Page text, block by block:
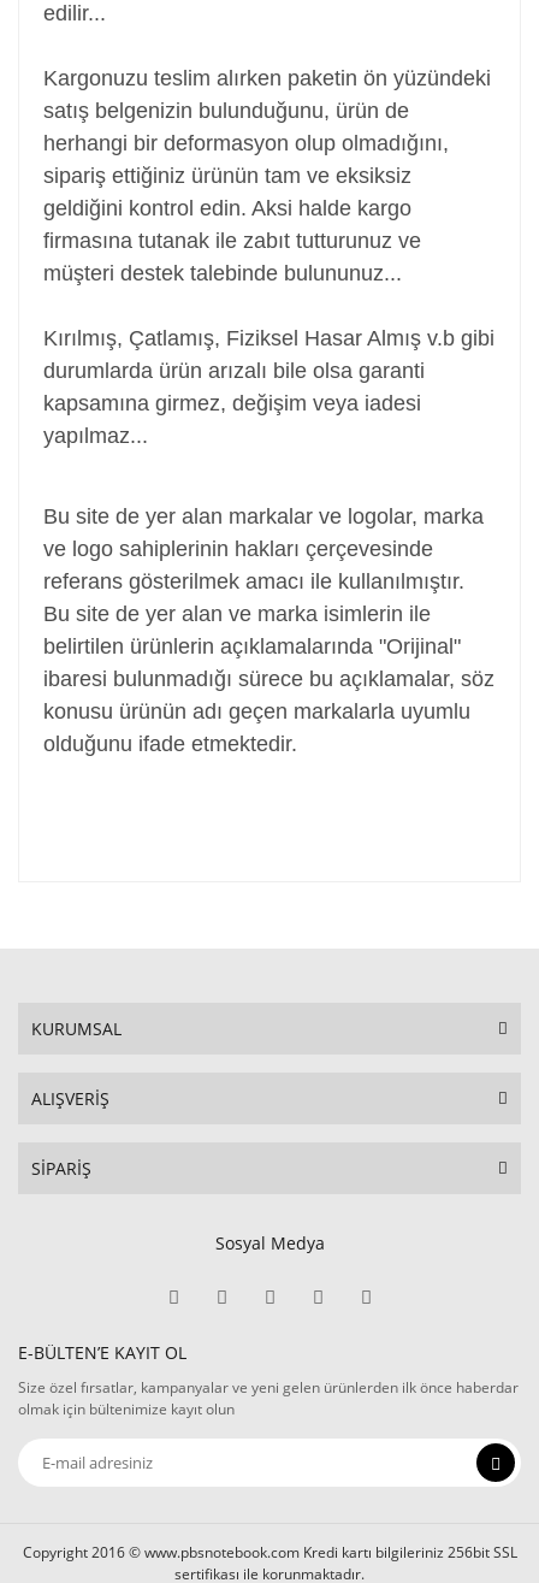
edilir...
Kargonuzu teslim alırken paketin ön yüzündeki
satış belgenizin bulunduğunu, ürün de
herhangi bir deformasyon olup olmadığını,
sipariş ettiğiniz ürünün tam ve eksiksiz
geldiğini kontrol edin. Aksi halde kargo
firmasına tutanak ile zabıt tutturunuz ve
müşteri destek talebinde bulununuz...
Kırılmış, Çatlamış, Fiziksel Hasar Almış v.b gibi
durumlarda ürün arızalı bile olsa garanti
kapsamına girmez, değişim veya iadesi
yapılmaz...
Bu site de yer alan markalar ve logolar, marka
ve logo sahiplerinin hakları çerçevesinde
referans gösterilmek amacı ile kullanılmıştır.
Bu site de yer alan ve marka isimlerin ile
belirtilen ürünlerin açıklamalarında "Orijinal"
ibaresi bulunmadığı sürece bu açıklamalar, söz
konusu ürünün adı geçen markalarla uyumlu
olduğunu ifade etmektedir.
KURUMSAL
ALIŞVERİŞ
SİPARİŞ
Sosyal Medya
E-BÜLTEN’E KAYIT OL
Size özel fırsatlar, kampanyalar ve yeni gelen ürünlerden ilk önce haberdar
olmak için bültenimize kayıt olun
Copyright 2016 © www.pbsnotebook.com Kredi kartı bilgileriniz 256bit SSL
sertifikası ile korunmaktadır.